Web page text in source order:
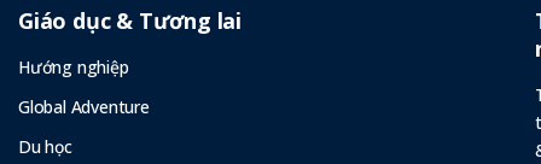
Giáo dục & Tương lai
Hướng nghiệp
Global Adventure
Du học